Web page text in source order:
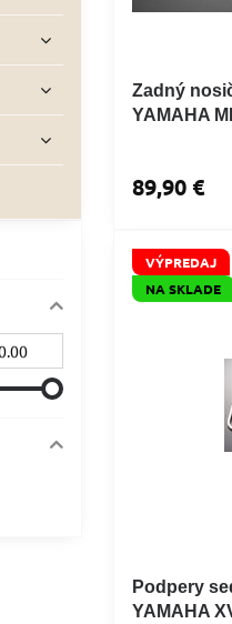
Zadný
YAMAHA
89,90 €
VÝPREDAJ
NA SKLADE
Podpery
YAMAHA